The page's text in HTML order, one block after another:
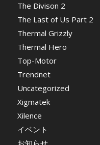
The Divison 2
The Last of Us Part 2
Thermal Grizzly
Thermal Hero
Top-Motor
Trendnet
Uncategorized
Xigmatek
Xilence
イベント